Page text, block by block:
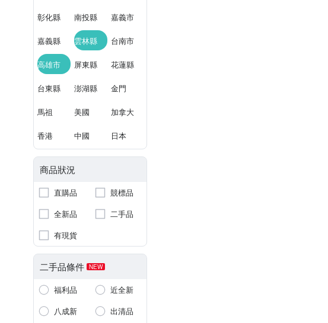
彰化縣 南投縣 嘉義市
嘉義縣 雲林縣 台南市
高雄市 屏東縣 花蓮縣
台東縣 澎湖縣 金門
馬祖 美國 加拿大
香港 中國 日本
商品狀況
直購品
競標品
全新品
二手品
有現貨
二手品條件 NEW
福利品
近全新
八成新
出清品